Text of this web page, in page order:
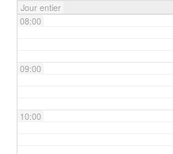
Jour entier
08:00
09:00
10:00